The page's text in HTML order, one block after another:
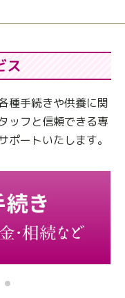
ス
種手続きや供養に関
ッフと信頼できる専
ポートいたします。